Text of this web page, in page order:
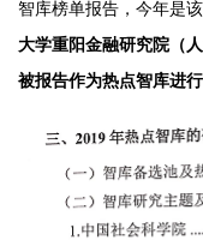
智库榜单报告，今年是
大学重阳金融研究院（
被报告作为热点智库进行